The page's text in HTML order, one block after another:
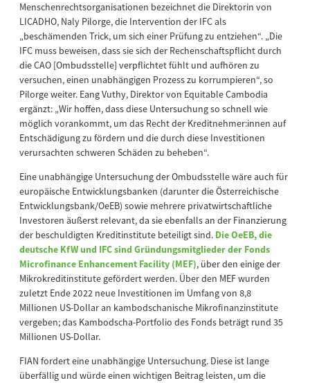
Menschenrechtsorganisationen bezeichnet die Direktorin von
LICADHO, Naly Pilorge, die Intervention der IFC als
„beschämenden Trick, um sich einer Prüfung zu entziehen“. „Die
IFC muss beweisen, dass sie sich der Rechenschaftspflicht durch
die CAO [Ombudsstelle] verpflichtet fühlt und aufhören zu
versuchen, einen unabhängigen Prozess zu korrumpieren“, so
Pilorge weiter. Eang Vuthy, Direktor von Equitable Cambodia
ergänzt: „Wir hoffen, dass diese Untersuchung so schnell wie
möglich vorankommt, um das Recht der Kreditnehmer:innen auf
Entschädigung zu fördern und die durch diese Investitionen
verursachten schweren Schäden zu beheben“.
Eine unabhängige Untersuchung der Ombudsstelle wäre auch für
europäische Entwicklungsbanken (darunter die Österreichische
Entwicklungsbank/OeEB) sowie mehrere privatwirtschaftliche
Investoren äußerst relevant, da sie ebenfalls an der Finanzierung
der beschuldigten Kreditinstitute beteiligt sind. Die OeEB, die
deutsche KfW und IFC sind Gründungsmitglieder der Fonds
Microfinance Enhancement Facility (MEF), über den einige der
Mikrokreditinstitute gefördert werden. Über den MEF wurden
zuletzt Ende 2022 neue Investitionen im Umfang von 8,8
Millionen US-Dollar an kambodschanische Mikrofinanzinstitute
vergeben; das Kambodscha-Portfolio des Fonds beträgt rund 35
Millionen US-Dollar.
FIAN fordert eine unabhängige Untersuchung. Diese ist lange
überfällig und würde einen wichtigen Beitrag leisten, um die